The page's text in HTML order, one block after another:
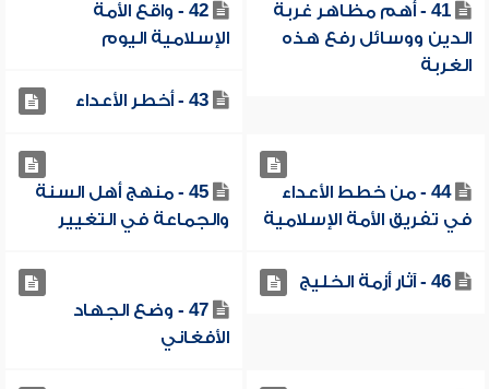
41 - أهم مظاهر غربة
الدين ووسائل رفع هذه
الغربة
42 - واقع الأمة
الإسلامية اليوم
43 - أخطر الأعداء
44 - من خطط الأعداء
في تفريق الأمة الإسلامية
45 - منهج أهل السنة
والجماعة في التغيير
46 - آثار أزمة الخليج
47 - وضع الجهاد
الأفغاني